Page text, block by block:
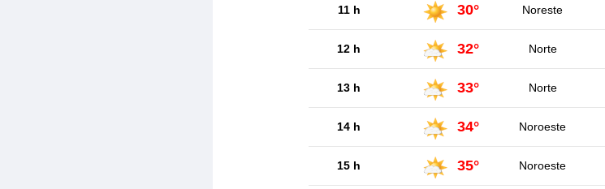
11 h 30° Noreste
12 h 32° Norte
13 h 33° Norte
14 h 34° Noroeste
15 h 35° Noroeste